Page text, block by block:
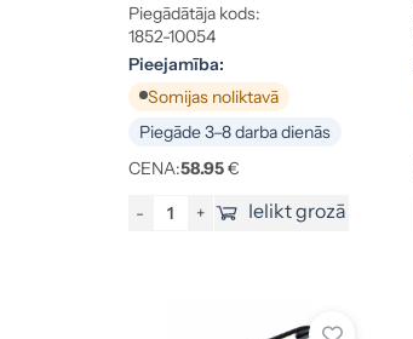
Piegādātāja kods:
1852-10054
Pieejamība:
Somijas noliktavā
Piegāde 3–8 darba dienās
CENA:58.95€
- + Ielikt grozā